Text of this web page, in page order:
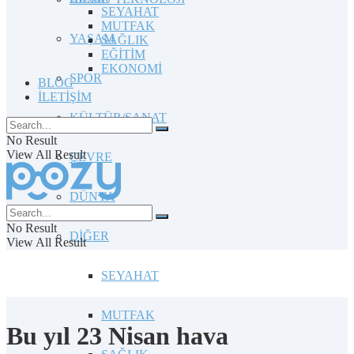
YAŞAM
SPOR
KÜLTÜR/SANAT
ÇEVRE
DÜNYA
DİĞER
SEYAHAT
MUTFAK
SEYAHAT
MUTFAK
SAĞLIK
EĞİTİM
EKONOMİ
BLOG
İLETİŞİM
No Result
View All Result
No Result
View All Result
Bu yıl 23 Nisan hava